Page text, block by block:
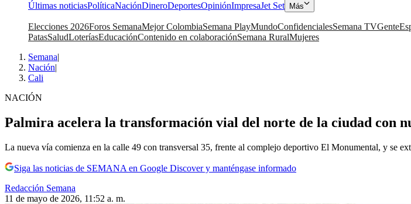
Últimas noticiasPolíticaNaciónDineroDeportesOpiniónImpresaJet Set Más
Elecciones 2026Foros SemanaMejor ColombiaSemana PlayMundoConfidencialesSemana TVGente
PatasSaludLoteríasEducaciónContenido en colaboraciónSemana RuralMujeres
Semana|
Nación|
Cali
NACIÓN
Palmira acelera la transformación vial del norte de la ciudad con
La nueva vía comienza en la calle 49 con transversal 35, frente al complejo deportivo El Monumental, y se
Siga las noticias de SEMANA en Google Discover y manténgase informado
Redacción Semana
11 de mayo de 2026, 11:52 a. m.